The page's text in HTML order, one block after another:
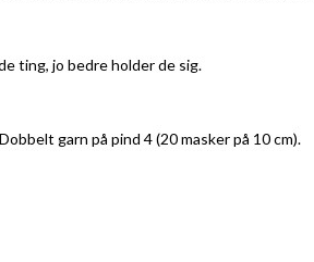
ting, jo bedre holder de sig.
garn på pind 4 (20 masker på 10 cm).